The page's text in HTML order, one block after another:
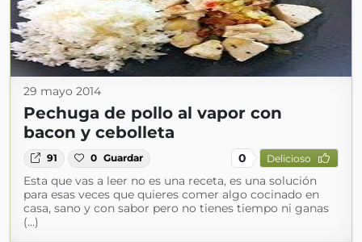
29 mayo 2014
Pechuga de pollo al vapor con
bacon y cebolleta
91 0 Guardar 0 Delicioso
Esta que vas a leer no es una receta, es una solución
para esas veces que quieres comer algo cocinado en
casa, sano y con sabor pero no tienes tiempo ni ganas
(...)